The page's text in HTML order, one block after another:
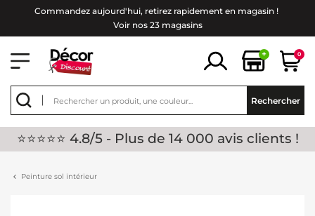
Commandez aujourd'hui, retirez rapidement en magasin !
Voir nos 23 magasins
+ 0
Rechercher
⭐⭐⭐⭐⭐ 4.8/5 - Plus de 14 000 avis clients !
Peinture sol intérieur